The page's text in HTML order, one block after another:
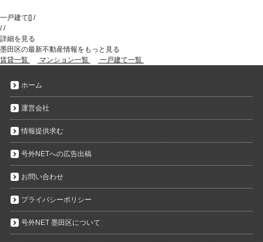
一戸建て [] /
//
詳細を見る
墨田区の最新不動産情報をもっと見る
賃貸一覧
マンション一覧 一戸建て一覧
ホーム
運営会社
情報提供求む
号外NETへの広告出稿
お問い合わせ
プライバシーポリシー
号外NET 墨田区について